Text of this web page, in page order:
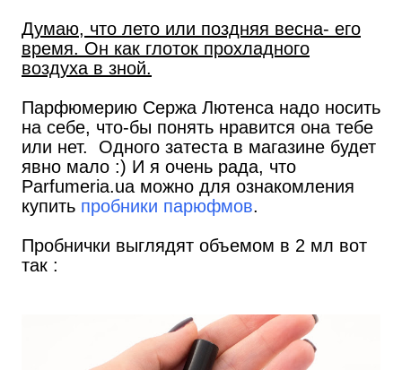
Думаю, что лето или поздняя весна- его
время. Он как глоток прохладного
воздуха в зной.
Парфюмерию Сержа Лютенса надо носить
на себе, что-бы понять нравится она тебе
или нет. Одного затеста в магазине будет
явно мало :) И я очень рада, что
Parfumeria.ua можно для ознакомления
купить пробники парюфмов.
Пробнички выглядят объемом в 2 мл вот
так :